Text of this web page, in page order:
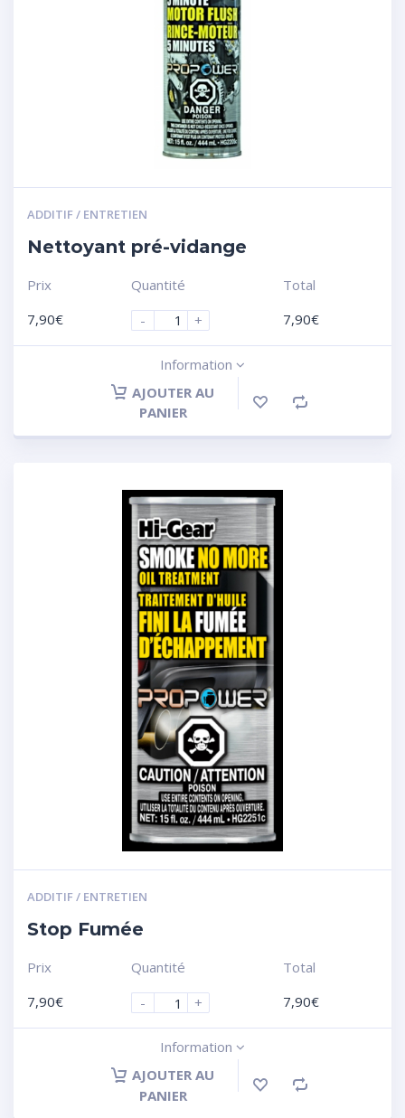
ADDITIF / ENTRETIEN
Nettoyant pré-vidange
Prix
7,90€
Quantité
-
+
Total
7,90€
Information
AJOUTER AU
PANIER
ADDITIF / ENTRETIEN
Stop Fumée
Prix
7,90€
Quantité
-
+
Total
7,90€
Information
AJOUTER AU
PANIER